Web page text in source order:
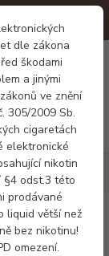
dle zákona
škodami
a jinými
ve znění
305/2009 Sb.
cigaretách
elektronické
nikotin
§4 odst.3 této
prodávané
liquid větší než
bez nikotinu!
omezení.
Menu
0 Kč